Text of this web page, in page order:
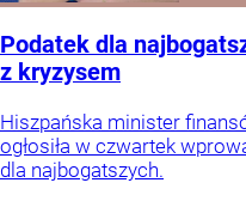
Podatek dla
z kryzysem
Hiszpańska minister
ogłosiła w czwartek
dla najbogatszych.